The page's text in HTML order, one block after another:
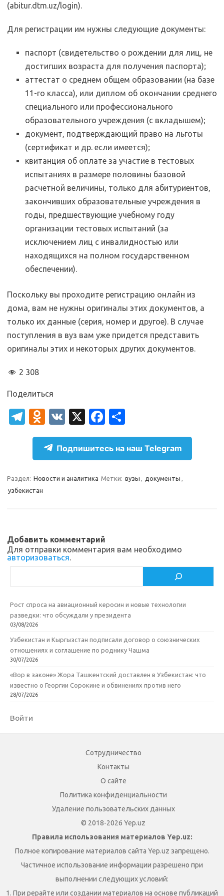
(abitur.dtm.uz/login).
Для регистрации им нужны следующие документы:
паспорт (свидетельство о рождении для лиц, не
достигших возраста для получения паспорта);
аттестат о среднем общем образовании (на базе
11-го класса), или диплом об окончании среднего
специального или профессионального
образовательного учреждения (с вкладышем);
документ, подтверждающий право на льготы
(сертификат и др. если имеется);
квитанция об оплате за участие в тестовых
испытаниях в размере половины базовой
расчетной величины, только для абитуриентов,
закончивших образовательные учреждения в
годы, предшествующие учебному году
организации тестовых испытаний (за
исключением лиц с инвалидностью или
находящихся на полном государственном
обеспечении).
Поскольку вы проходите регистрацию онлайн из
дома, вам не нужны оригиналы этих документов, а
только их данные (серия, номер и другое). В случае
поступления в вуз вам уже придется представить
оригиналы этих и некоторых других документов.
2 308
Поделиться
T
el
gr
a
m
O
d
n
o
kl
i
V
K
X
Fa
c
e
b
o
т
п
р
а
ь
Подпишитесь на наш Telegram
Раздел: Новости и аналитика Метки: вузы , документы ,
узбекистан
Добавить комментарий
Для отправки комментария вам необходимо
авторизоваться.
Рост спроса на авиационный керосин и новые технологии
разведки: что обсуждали у президента
03/08/2026
Узбекистан и Кыргызстан подписали договор о союзнических
отношениях и соглашение по роднику Чашма
30/07/2026
«Вор в законе» Жора Ташкентский доставлен в Узбекистан: что
известно о Георгии Сорокине и обвинениях против него
28/07/2026
Войти
Сотрудничество
Контакты
О сайте
Политика конфиденциальности
Удаление пользовательских данных
© 2018-2026 Yep.uz
Правила использования материалов Yep.uz:
Полное копирование материалов сайта Yep.uz запрещено.
Частичное использование информации разрешено при
выполнении следующих условий:
1. При рерайте или создании материалов на основе публикаций